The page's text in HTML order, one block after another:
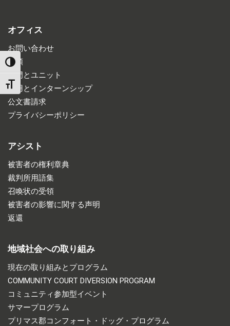
TOGGLE HIGH CONTRAST
TOGGLE FONT SIZE
オフィス
お問い合わせ
道順
部門とユニット
雇用とインターンシップ
公文書請求
プライバシーポリシー
アシスト
被害者の権利章典
裁判所用語集
召喚状の受領
被害者の影響に関する声明
返還
地域社会への取り組み
現在の取り組みとプログラム
COMMUNITY COURT DIVERSION PROGRAM
コミュニティ参加型イベント
サマープログラム
プリマス郡コンフォート・ドッグ・プログラム